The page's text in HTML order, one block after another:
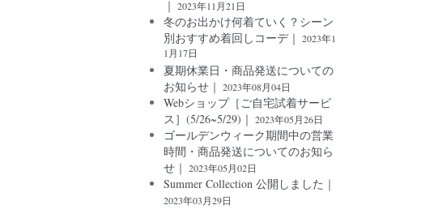
｜ 2023年11月21日
冬のお出かけ何着ていく？シーン
別おすすめ着回しコーデ｜ 2023年1
1月17日
夏期休業日・商品発送についての
お知らせ｜ 2023年08月04日
Webショップ［ご自宅試着サービ
ス］(5/26~5/29)｜ 2023年05月26日
ゴールデンウィーク期間中の営業
時間・商品発送についてのお知ら
せ｜ 2023年05月02日
Summer Collection 公開しました｜
2023年03月29日